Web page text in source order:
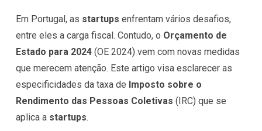
Em Portugal, as startups enfrentam vários desafios,
entre eles a carga fiscal. Contudo, o Orçamento de
Estado para 2024 (OE 2024) vem com novas medidas
que merecem atenção. Este artigo visa esclarecer as
especificidades da taxa de Imposto sobre o
Rendimento das Pessoas Coletivas (IRC) que se
aplica a startups.